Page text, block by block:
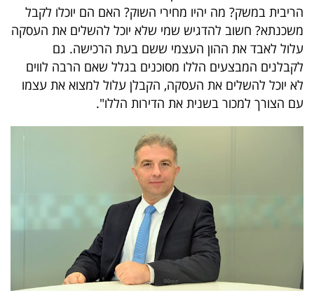
עקבו
אחרינו:
הריבית במשק? מה יהיו מחירי השוק? האם הם יוכלו לקבל
משכנתא? חשוב להדגיש שמי שלא יוכל להשלים את העסקה
עלול לאבד את ההון העצמי ששם בעת הרכישה. גם
לקבלנים המבצעים הללו מסוכנים בגלל שאם הרבה לווים
לא יוכל להשלים את העסקה, הקבלן עלול למצוא את עצמו
עם הצורך למכור בשנית את הדירות הללו".